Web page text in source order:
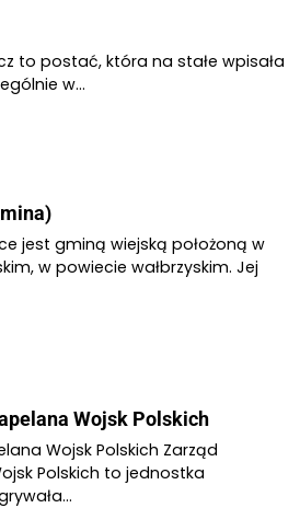
to postać, która na stałe wpisała
w…
jest gminą wiejską położoną w
w powiecie wałbrzyskim. Jej
Wojsk Polskich
Wojsk Polskich Zarząd
Polskich to jednostka